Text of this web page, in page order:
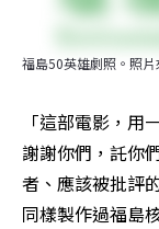
福島50英雄劇照。照片
「這部電影，用
謝謝你們，託你
者、應該被批評
同樣製作過福島